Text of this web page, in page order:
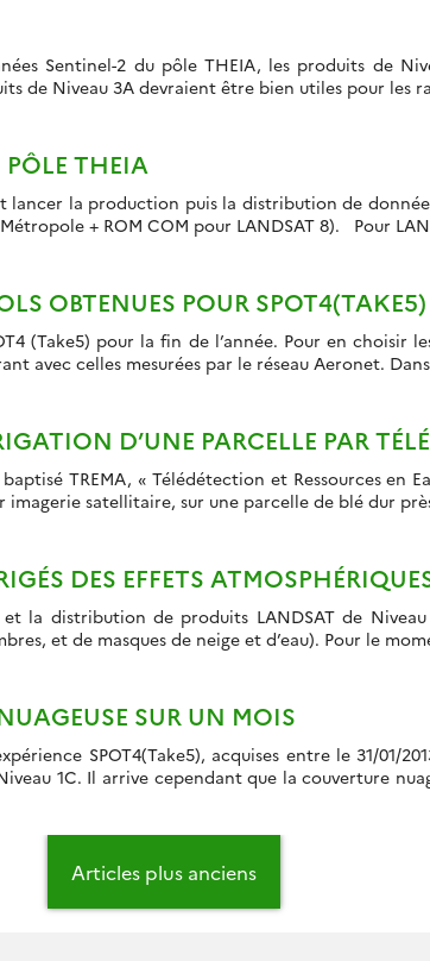
Sentinel-2 du pôle THEIA, les produits de
de Niveau 3A devraient être bien utiles pour les
THEIA
la production puis la distribution de
+ ROM COM pour LANDSAT 8). Pour
OBTENUES POUR SPOT4(TAKE5)
(Take5) pour la fin de l’année. Pour en choisir
avec celles mesurées par le réseau Aeronet.
D’UNE PARCELLE PAR
TREMA, « Télédétection et Ressources en
satellitaire, sur une parcelle de blé dur
DES EFFETS
la distribution de produits LANDSAT de
et de masques de neige et d’eau). Pour le
SUR UN MOIS
SPOT4(Take5), acquises entre le 31/01/
1C. Il arrive cependant que la couverture
Articles plus anciens